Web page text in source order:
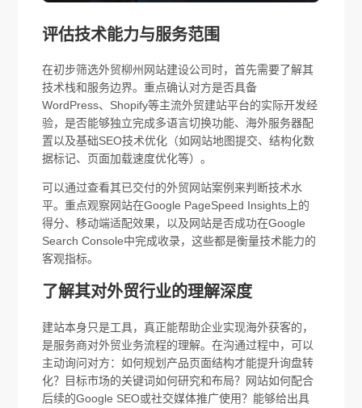
评估技术能力与服务范围
在初步筛选外贸柳州网站建设公司时，首先需要了解其
技术栈和服务边界。重点确认对方是否具备
WordPress、Shopify等主流外贸建站平台的实际开发经
验，是否能够独立完成多语言切换功能、海外服务器配
置以及基础SEO技术优化（如网站地图提交、结构化数
据标记、页面加载速度优化等）。
可以通过查看其已交付的外贸网站案例来判断技术水
平。重点观察网站在Google PageSpeed Insights上的
得分、移动端适配效果，以及网站是否成功在Google
Search Console中完成收录，这些都是衡量技术能力的
客观指标。
了解其对外贸行业的理解深度
建站本身只是工具，真正能帮助企业实现海外获客的，
是服务商对外贸业务流程的理解。在沟通过程中，可以
主动询问对方：如何规划产品页面结构才能提升询盘转
化？目标市场的关键词如何研究和布局？网站如何配合
后续的Google SEO或社交媒体推广使用？能够给出具